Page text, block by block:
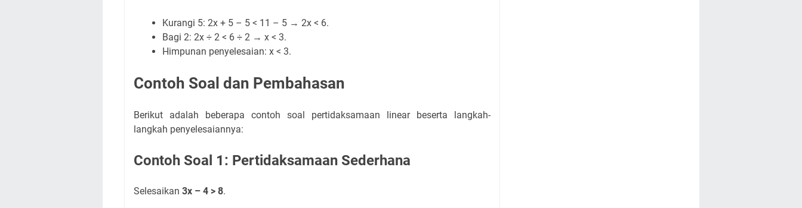
Kurangi 5: 2x + 5 – 5 < 11 – 5 → 2x < 6.
Bagi 2: 2x ÷ 2 < 6 ÷ 2 → x < 3.
Himpunan penyelesaian: x < 3.
Contoh Soal dan Pembahasan
Berikut adalah beberapa contoh soal pertidaksamaan linear beserta langkah-
langkah penyelesaiannya:
Contoh Soal 1: Pertidaksamaan Sederhana
Selesaikan 3x – 4 > 8.